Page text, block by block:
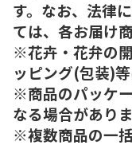
す。なお、法律
ては、各お届け
※花卉・花弁の
ッピング(包装)
※商品のパッケ
なる場合がありま
※複数商品の一